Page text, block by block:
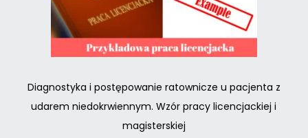
Diagnostyka i postępowanie ratownicze u pacjenta z
udarem niedokrwiennym. Wzór pracy licencjackiej i
magisterskiej